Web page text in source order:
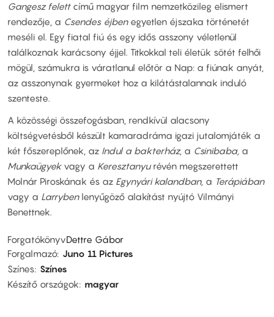
Gangesz felettcímű magyar film nemzetközileg elismert
rendezője, a Csendes éjbenegyetlen éjszaka történetét
meséli el. Egy fiatal fiú és egy idős asszony véletlenül
találkoznak karácsony éjjel. Titkokkal teli életük sötét felhői
mögül, számukra is váratlanul előtör a Nap: a fiúnak anyát,
az asszonynak gyermeket hoz a kilátástalannak induló
szenteste.
A közösségi összefogásban, rendkívül alacsony
költségvetésből készült kamaradráma igazi jutalomjáték a
két főszereplőnek, az Indul a bakterház, a Csinibaba, a
Munkaügyek vagy a Keresztanyu révén megszerettett
Molnár Piroskának és az Egynyári kalandban, a Terápiában
vagy a Larryben lenyűgöző alakítást nyújtó Vilmányi
Benettnek.
ForgatókönyvDettre Gábor
Forgalmazó Juno 11 Pictures
Színes Színes
Készítő országok
magyar